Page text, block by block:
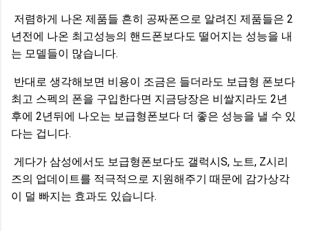
저렴하게 나온 제품들 흔히 공짜폰으로 알려진 제품들은 2
년전에 나온 최고성능의 핸드폰보다도 떨어지는 성능을 내
는 모델들이 많습니다.
반대로 생각해보면 비용이 조금은 들더라도 보급형 폰보다
최고 스펙의 폰을 구입한다면 지금당장은 비쌀지라도 2년
후에 2년뒤에 나오는 보급형폰보다 더 좋은 성능을 낼 수 있
다는 겁니다.
게다가 삼성에서도 보급형폰보다도 갤럭시S, 노트, Z시리
즈의 업데이트를 적극적으로 지원해주기 때문에 감가상각
이 덜 빠지는 효과도 있습니다.